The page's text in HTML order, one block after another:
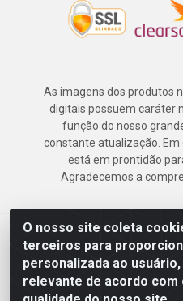
O nosso site coleta
terceiros para
personalizada ao
relevante de acordo
As imagens dos produtos
digitais possuem caráter
função do nosso
constante atualização. Em
está em prontidão
Agradecemos a
Deskontão Atacado - Av.
Imbiribeira - Recife/PE - CEP
57